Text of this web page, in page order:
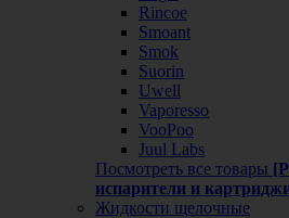
Rincoe
Smoant
Smok
Suorin
Uwell
Vaporesso
VooPoo
Juul Labs
Посмотреть все товары
испарители и
Жидкости щелочные